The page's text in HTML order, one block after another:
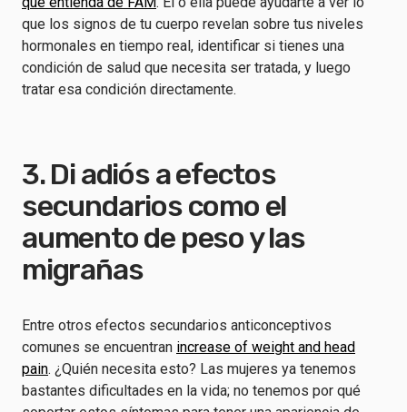
que los signos de tu cuerpo revelan sobre tus niveles
hormonales en tiempo real, identificar si tienes una
condición de salud que necesita ser tratada, y luego
tratar esa condición directamente.
3. Di adiós a efectos
secundarios como el
aumento de peso y las
migrañas
Entre otros efectos secundarios anticonceptivos
comunes se encuentran increase of weight and head
pain. ¿Quién necesita esto? Las mujeres ya tenemos
bastantes dificultades en la vida; no tenemos por qué